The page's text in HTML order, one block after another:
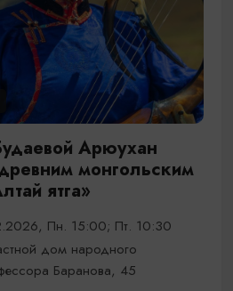
Арюухан
монгольским
ятга»
Пн. 15:00; Пт. 10:30
дом народного
Баранова, 45